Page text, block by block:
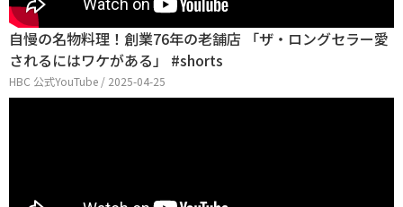
自慢の名物料理！創業76年の老舗店 「ザ・ロングセラー愛
されるにはワケがある」 #shorts
HBC 公式YouTube / 2025-04-25